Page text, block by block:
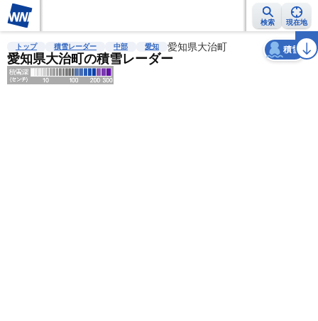
検索 現在地
雨雲レーダー 台風情報 地震情報 警報・注意報 2週間天気 ラ
トップ 積雪レーダー 中部 愛知 愛知県大治町
愛知県大治町の積雪レーダー
積雪
天気 台風